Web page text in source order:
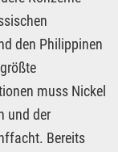
den Philippinen
muss Nickel
und der
Bereits